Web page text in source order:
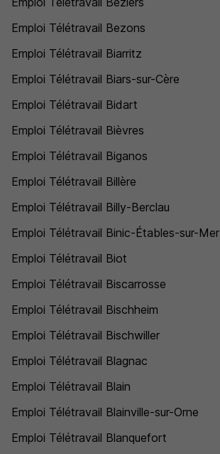
Emploi Télétravail Bezons
Emploi Télétravail Biarritz
Emploi Télétravail Biars-sur-Cère
Emploi Télétravail Bidart
Emploi Télétravail Bièvres
Emploi Télétravail Biganos
Emploi Télétravail Billère
Emploi Télétravail Billy-Berclau
Emploi Télétravail Binic-Étables-sur-Mer
Emploi Télétravail Biot
Emploi Télétravail Biscarrosse
Emploi Télétravail Bischheim
Emploi Télétravail Bischwiller
Emploi Télétravail Blagnac
Emploi Télétravail Blain
Emploi Télétravail Blainville-sur-Orne
Emploi Télétravail Blanquefort